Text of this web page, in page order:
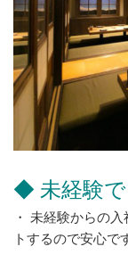
◆ 未経験
・ 未経験からの
トするので安心で